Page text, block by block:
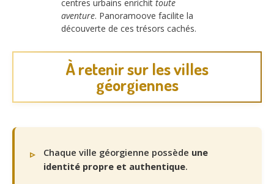
centres urbains enrichit toute
aventure. Panoramoove facilite la
découverte de ces trésors cachés.
À retenir sur les villes
géorgiennes
Chaque ville géorgienne possède une
identité propre et authentique.